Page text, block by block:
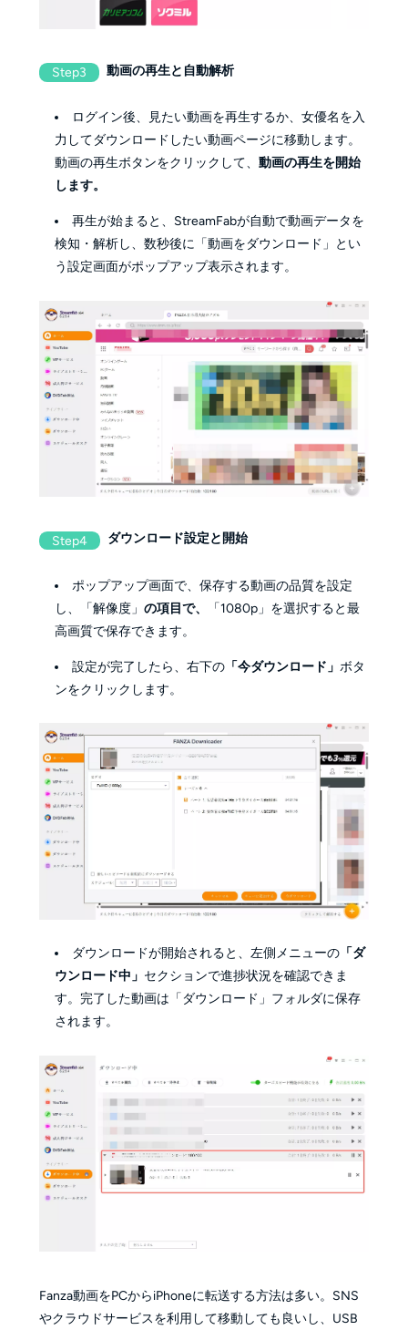
Step3 動画の再生と自動解析
ログイン後、見たい動画を再生するか、女優名を入
力してダウンロードしたい動画ページに移動します。
動画の再生ボタンをクリックして、動画の再生を開始
します。
再生が始まると、StreamFabが自動で動画データを
検知・解析し、数秒後に「動画をダウンロード」とい
う設定画面がポップアップ表示されます。
Step4 ダウンロード設定と開始
ポップアップ画面で、保存する動画の品質を設定
し、「解像度」の項目で、
「1080p」を選択すると最
高画質で保存できます。
設定が完了したら、右下の 「今ダウンロード」 ボタ
ンをクリックします。
ダウンロードが開始されると、左側メニューの 「ダ
ウンロード中」 セクションで進捗状況を確認できま
す。完了した動画は「ダウンロード」フォルダに保存
されます。
Fanza動画をPCからiPhoneに転送する方法は多い。SNS
やクラウドサービスを利用して移動しても良いし、USB